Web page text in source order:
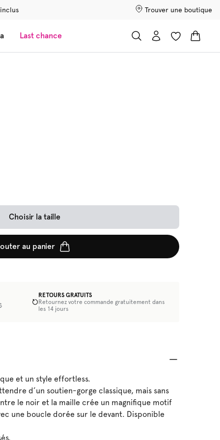
Trouver une boutique
Last chance
Choisir la taille
au panier
RETOURS GRATUITS
Retournez votre commande gratuitement dans
les 14 jours
et un style effortless.
d’un soutien-gorge classique, mais sans
le noir et la maille crée un magnifique motif
une boucle dorée sur le devant. Disponible